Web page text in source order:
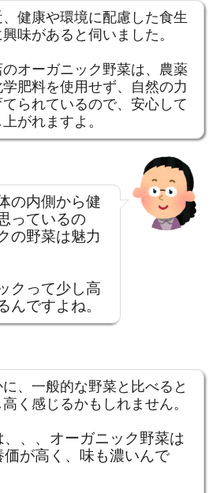
健康や環境に配慮した食生
味があると伺いました。
のオーガニック野菜は、農薬
肥料を使用せず、自然の力
てられているので、安心して
がれますよ。
の内側から健
っているの
の野菜は魅力
クって少し高
んですよね。
、一般的な野菜と比べると
く感じるかもしれません。
、、、オーガニック野菜は
価が高く、味も濃いんで